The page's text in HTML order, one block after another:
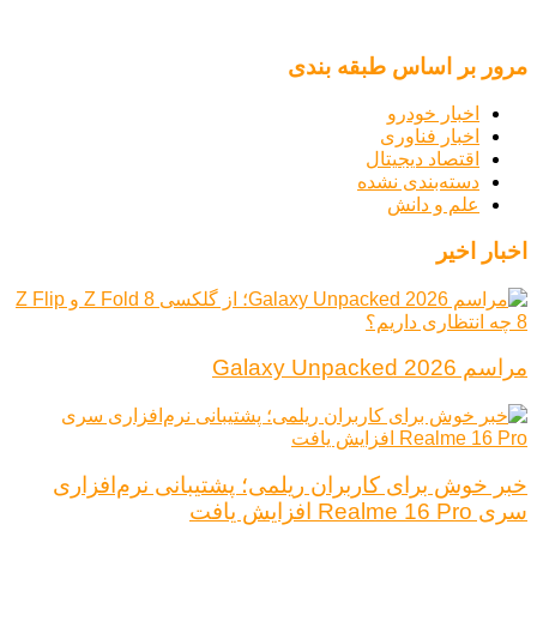
مرور بر اساس طبقه بندی
اخبار خودرو
اخبار فناوری
اقتصاد دیجیتال
دسته‌بندی نشده
علم و دانش
اخبار اخیر
مراسم Galaxy Unpacked 2026
خبر خوش برای کاربران ریلمی؛ پشتیبانی نرم‌افزاری
سری Realme 16 Pro افزایش یافت